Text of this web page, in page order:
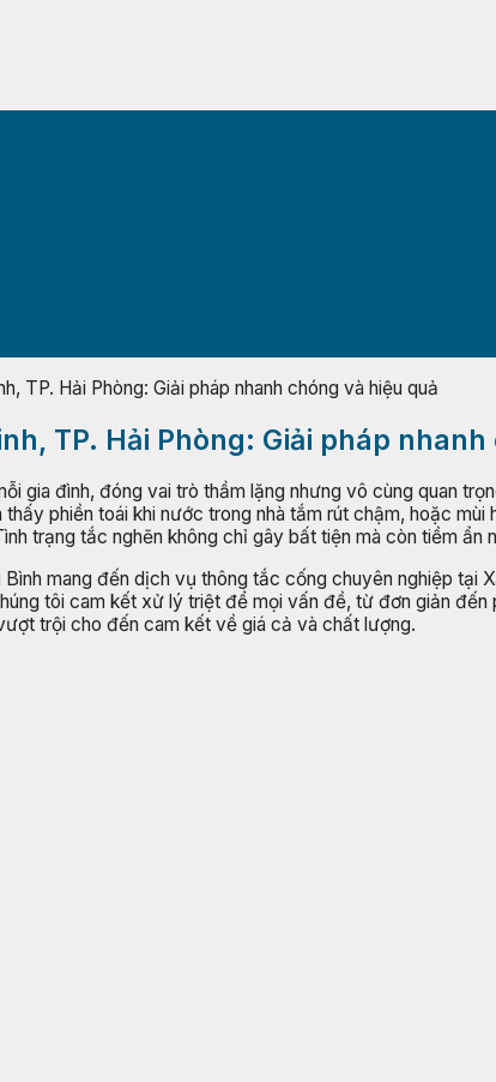
TP. Hải Phòng: Giải pháp nhanh chóng và hiệu quả
TP. Hải Phòng: Giải pháp
gia đình, đóng vai trò thầm lặng nhưng vô cùng quan
phiền toái khi nước trong nhà tắm rút chậm, hoặc
trạng tắc nghẽn không chỉ gây bất tiện mà còn tiềm ẩn
mang đến dịch vụ thông tắc cống chuyên nghiệp tại
tôi cam kết xử lý triệt để mọi vấn đề, từ đơn giản
trội cho đến cam kết về giá cả và chất lượng.